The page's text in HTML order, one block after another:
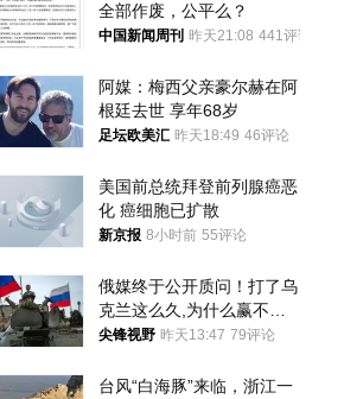
全部作废，公平么？
中国新闻周刊 昨天21:08 441评论
阿媒：梅西父亲豪尔赫在阿
根廷去世 享年68岁
足坛欧美汇 昨天18:49 46评论
美国前总统拜登前列腺癌恶
化 癌细胞已扩散
新京报 8小时前 55评论
俄媒终于公开质问！打了乌
克兰这么久,为什么赢不了?
答案令人沉默
尖锋视野 昨天13:47 79评论
台风“白海豚”来临，浙江一